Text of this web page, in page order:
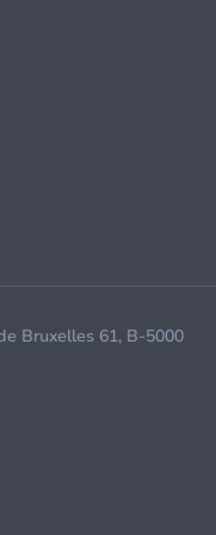
Bruxelles 61, B-5000